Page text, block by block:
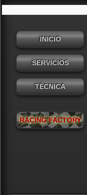
INICIO
SERVICIOS
TÉCNICA
RACING FACTORY